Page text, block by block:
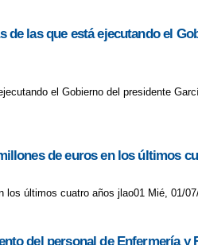
las que está ejecutando el
el Gobierno del presidente
de euros en los últimos
los últimos cuatro años jlao01 Mié, 01/
del personal de Enfermería y